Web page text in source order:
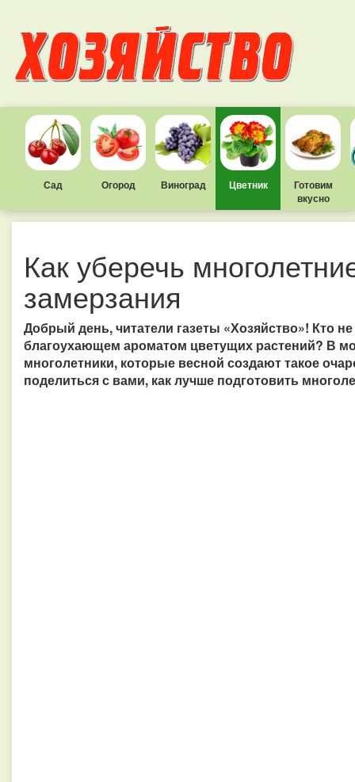
Сад Огород Виноград Цветник
Готовим
вкусно
Как уберечь
замерзания
Добрый день, читатели газеты «Хозяйство»! Кто
благоухающем ароматом цветущих растений? В
многолетники, которые весной создают такое
поделиться с вами, как лучше подготовить